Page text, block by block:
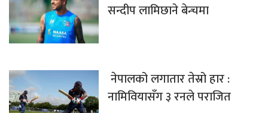
सन्दीप लामिछाने बेन्चमा
नेपालको लगातार तेस्रो हार :
नामिवियासँग ३ रनले पराजित